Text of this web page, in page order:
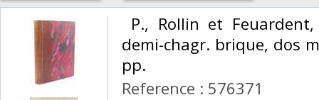
P., Rollin et
demi-chagr. brique, dos
pp. ‎
Reference : 576371